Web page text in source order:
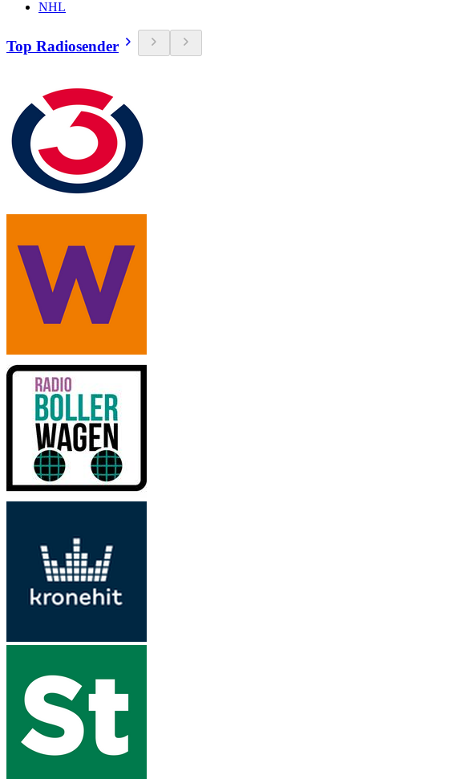
NHL
Top Radiosender